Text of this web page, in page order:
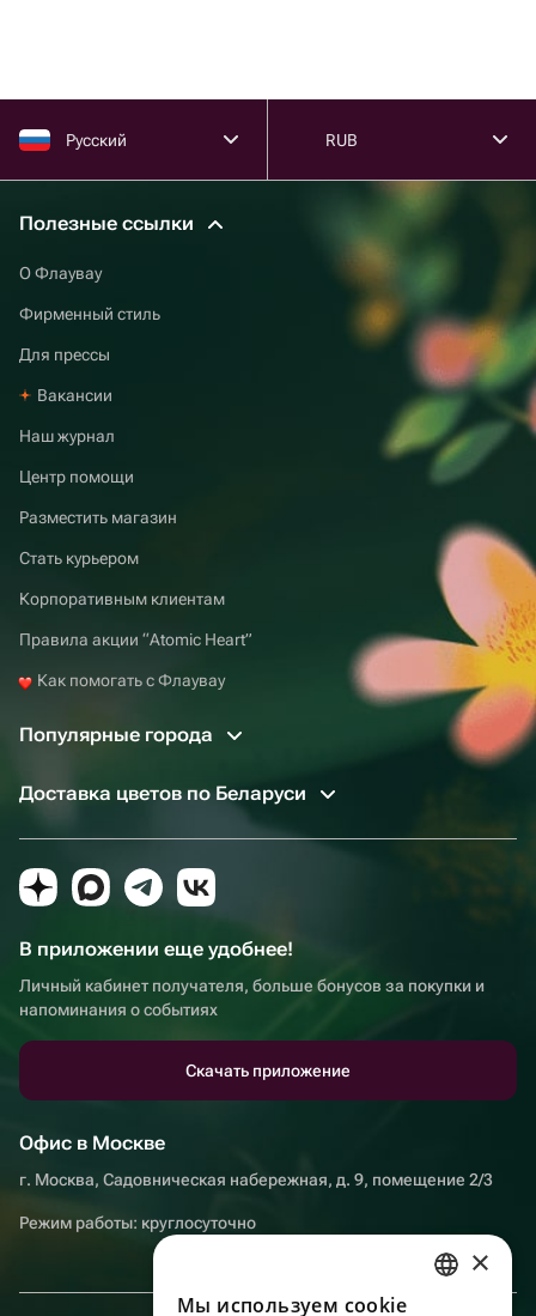
Русский RUB
Полезные ссылки
О Флаувау
Фирменный стиль
Для прессы
Вакансии
Наш журнал
Центр помощи
Разместить магазин
Стать курьером
Корпоративным клиентам
Правила акции “Atomic Heart”
Как помогать с Флаувау
Популярные города
Доставка цветов по Беларуси
В приложении еще удобнее!
Личный кабинет получателя, больше бонусов за покупки и
напоминания о событиях
Скачать приложение
Офис в Москве
г. Москва, Садовническая набережная, д. 9, помещение 2/3
Режим работы: круглосуточно
×
Мы используем сookie